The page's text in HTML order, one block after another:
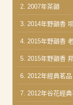
2. 2007年茶韻
3. 2014年野韻香
4. 2015年野韻香
5. 2015年野韻香
6. 2012年經典茗品
7. 2012年谷花經